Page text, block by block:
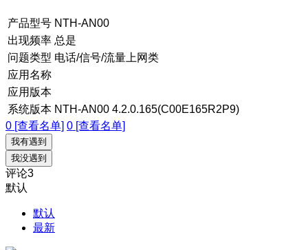
产品型号 NTH-AN00
出现频率 总是
问题类型 电话/信号/流量上网类
应用名称
应用版本
系统版本 NTH-AN00 4.2.0.165(C00E165R2P9)
0 [查看名单] 0 [查看名单]
我有遇到
我没遇到
评论3
默认
默认
最新